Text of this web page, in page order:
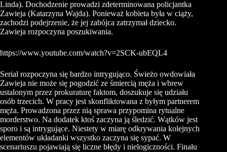
Linda). Dochodzenie prowadzi zdeterminowana policjantka
Zawieja (Katarzyna Wajda). Ponieważ kobieta była w ciąży,
zachodzi podejrzenie, że jej zabójca zatrzymał dziecko.
Zawieja rozpoczyna poszukiwania.
https://www.youtube.com/watch?v=2SCK-ubEQL4
Serial rozpoczyna się bardzo intrygująco. Świeżo owdowiała
Zawieja nie może się pogodzić ze śmiercią męża i wbrew
ustalonym przez prokuraturę faktom, doszukuje się udziału
osób trzecich. W pracy jest skonfliktowana z byłym partnerem
męża. Prowadzona przez nią sprawa przypomina rytualne
morderstwo. Na dodatek ktoś zaczyna ją śledzić. Wątków jest
sporo i są intrygujące. Niestety w miarę odkrywania kolejnych
elementów układanki wszystko zaczyna się sypać. W
scenariuszu pojawiają się liczne błędy i nielogiczności. Finału